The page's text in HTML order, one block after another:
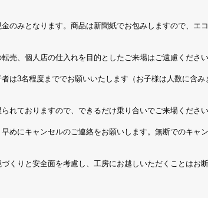
のみとなります。商品は新聞紙でお包みしますので、エ
売、個人店の仕入れを目的としたご来場はご遠慮ください
は3名程度まででお願いいたします（お子様は人数に含
れておりますので、できるだけ乗り合いでご来場ください
めにキャンセルのご連絡をお願いします。無断でのキャ
くりと安全面を考慮し、工房にお越しいただくことはお断